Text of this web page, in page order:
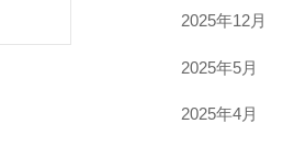
2025年12月
2025年5月
2025年4月